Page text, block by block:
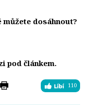
dosáhnout?
pod článkem.
110